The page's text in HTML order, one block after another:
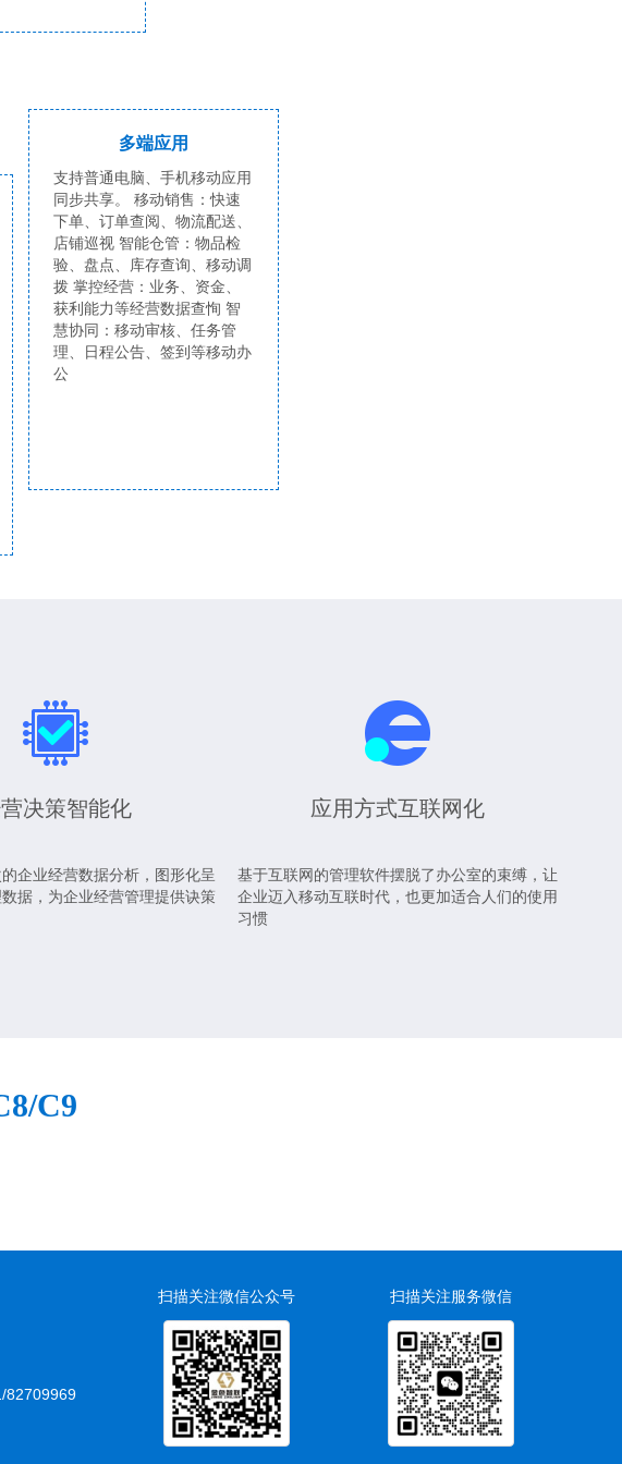
多端应用
支持普通电脑、手机移动应用
同步共享。 移动销售：快速
下单、订单查阅、物流配送、
店铺巡视 智能仓管：物品检
验、盘点、库存查询、移动调
拨 掌控经营：业务、资金、
获利能力等经营数据查恂 智
慧协同：移动审核、任务管
理、日程公告、签到等移动办
公
决策智能化
企业经营数据分析，图形化呈
据，为企业经营管理提供诀策
应用方式互联网化
基于互联网的管理软件摆脱了办公室的束缚，让
企业迈入移动互联时代，也更加适合人们的使用
习惯
C9
扫描关注微信公众号 扫描关注服务微信